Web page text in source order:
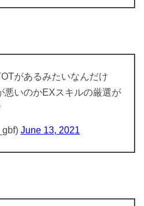
があるみたいなんだけ
悪いのかEXスキルの厳選が
June 13, 2021